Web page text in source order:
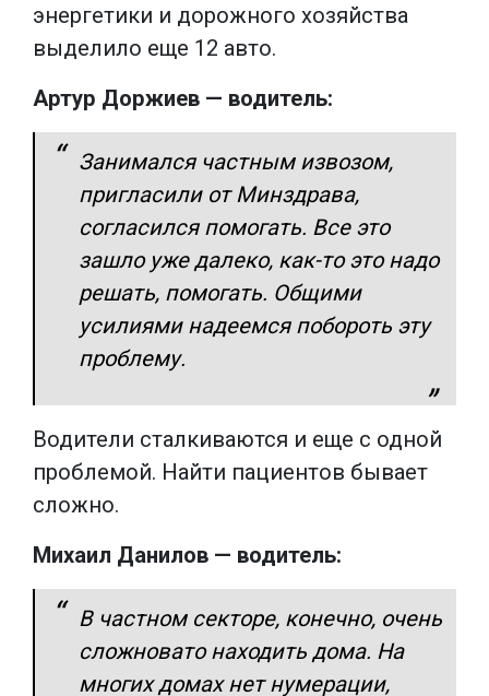
энергетики и дорожного хозяйства
выделило еще 12 авто.
Артур Доржиев — водитель:
Занимался частным извозом,
пригласили от Минздрава,
согласился помогать. Все это
зашло уже далеко, как-то это надо
решать, помогать. Общими
усилиями надеемся побороть эту
проблему.
Водители сталкиваются и еще с одной
проблемой. Найти пациентов бывает
сложно.
Михаил Данилов — водитель:
В частном секторе, конечно, очень
сложновато находить дома. На
многих домах нет нумерации,